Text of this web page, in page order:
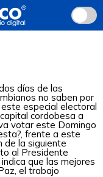
días de las
no saben por
especial electoral
cordobesa a
votar este Domingo
frente a este
de la siguiente
al Presidente
que las mejores
el trabajo